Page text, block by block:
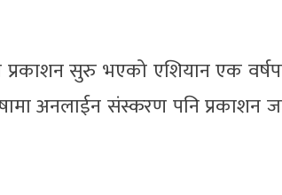
प्रकाशन सुरु भएको एशियान एक
अनलाईन संस्करण पनि प्रकाशन